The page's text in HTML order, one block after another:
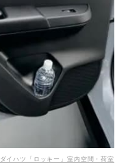
ダイハツ「ロッキー」室内空間・荷室